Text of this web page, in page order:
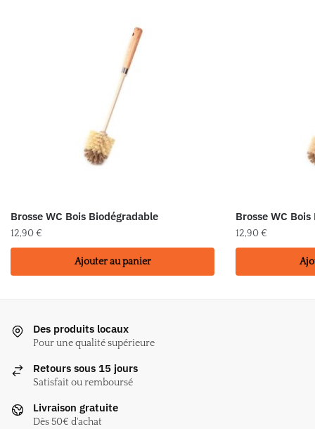
Brosse WC Bois Biodégradable
12,90€
Ajouter au panier
Brosse WC
12,90€
Des produits locaux
Pour une qualité supérieure
Retours sous 15 jours
Satisfait ou remboursé
Livraison gratuite
Dès 50€ d'achat